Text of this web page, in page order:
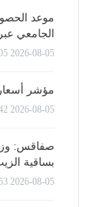
موعد
الجامعي
2026-08-05 21:05
مؤشر
2026-08-05 20:42
صفاقس:
بساقية
2026-08-05 12:53